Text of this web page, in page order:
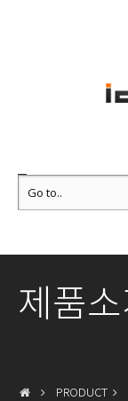
제품
PRODUCT